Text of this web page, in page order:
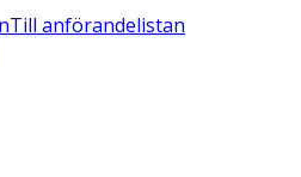
Till anförandelistan